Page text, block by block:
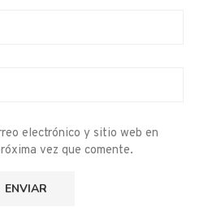
electrónico y sitio web en
vez que comente.